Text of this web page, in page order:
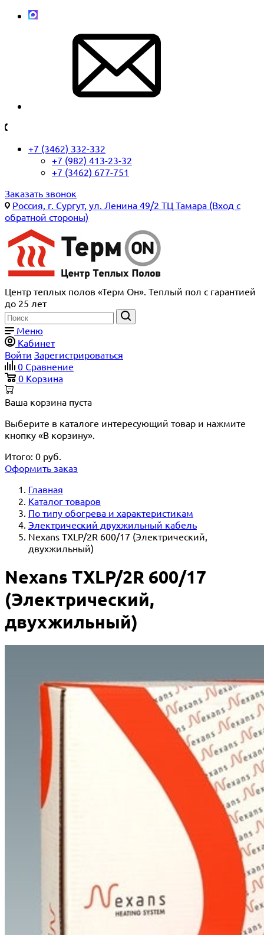
+7 (3462) 332-332
+7 (982) 413-23-32
+7 (3462) 677-751
Заказать звонок
Россия, г. Сургут, ул. Ленина 49/2 ТЦ Тамара (Вход с
обратной стороны)
Центр теплых полов «Терм Он». Теплый пол с гарантией
до 25 лет
Меню
Кабинет
Войти Зарегистрироваться
0 Сравнение
0 Корзина
Ваша корзина пуста
Выберите в каталоге интересующий товар и нажмите
кнопку «В корзину».
Итого: 0 руб.
Оформить заказ
Главная
Каталог товаров
По типу обогрева и характеристикам
Электрический двухжильный кабель
Nexans TXLP/2R 600/17 (Электрический,
двухжильный)
Nexans TXLP/2R 600/17
(Электрический,
двухжильный)